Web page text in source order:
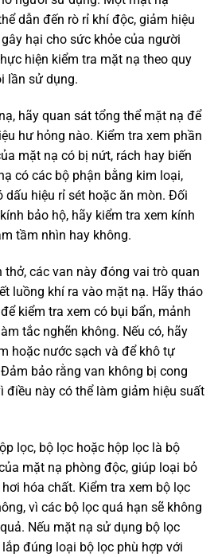
dẫn đến rò rỉ khí độc, giảm hiệu
hại cho sức khỏe của người
hiện kiểm tra mặt nạ theo quy
lần sử dụng.
hãy quan sát tổng thể mặt nạ để
hư hỏng nào. Kiểm tra xem phần
mặt nạ có bị nứt, rách hay biến
có các bộ phận bằng kim loại,
dấu hiệu rỉ sét hoặc ăn mòn. Đối
bảo hộ, hãy kiểm tra xem kính
tầm nhìn hay không.
thở, các van này đóng vai trò quan
luồng khí ra vào mặt nạ. Hãy tháo
kiểm tra xem có bụi bẩn, mảnh
tắc nghẽn không. Nếu có, hãy
hoặc nước sạch và để khô tự
bảo rằng van không bị cong
điều này có thể làm giảm hiệu suất
lọc, bộ lọc hoặc hộp lọc là bộ
mặt nạ phòng độc, giúp loại bỏ
hóa chất. Kiểm tra xem bộ lọc
vì các bộ lọc quá hạn sẽ không
Nếu mặt nạ sử dụng bộ lọc
đúng loại bộ lọc phù hợp với